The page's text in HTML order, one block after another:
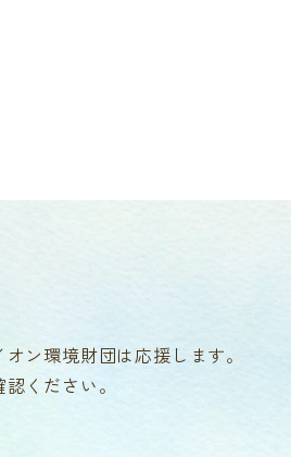
ン環境財団は応援します。
ください。